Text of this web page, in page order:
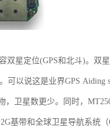
星定位(GPS和北斗)。双
以说这是业界GPS Aiding
卫星数更少。同时，
基带和全球卫星导航系统（